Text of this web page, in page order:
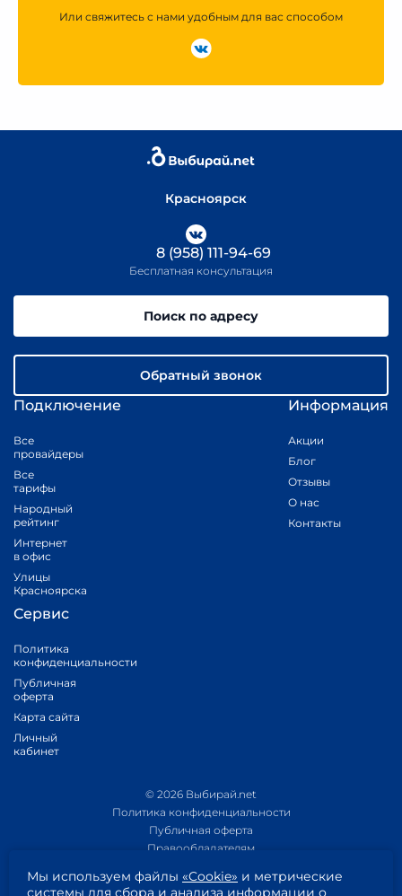
Или свяжитесь с нами удобным для вас способом
Красноярск
Подключение
Все
провайдеры
Все
тарифы
Народный
рейтинг
Интернет
в офис
Улицы
Красноярска
Информация
Акции
Блог
Отзывы
О нас
Контакты
Сервис
Политика
конфиденциальности
Публичная
оферта
Карта сайта
Личный
кабинет
8 (958) 111-94-69
Бесплатная консультация
Поиск по адресу
Обратный звонок
© 2026 Выбирай.net
Политика конфиденциальности
Публичная оферта
Правообладателям
Приложение 1
Мы используем файлы «Cookie» и метрические
системы для сбора и анализа информации о